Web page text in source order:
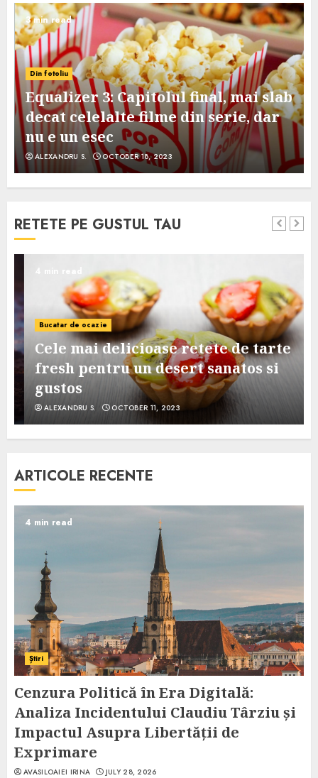
3 min read
Din fotoliu
Equalizer 3: Capitolul final, mai slab
decat celelalte filme din serie, dar
nu e un esec
ALEXANDRU S. OCTOBER 18, 2023
RETETE PE GUSTUL TAU
4 min read
Bucatar de ocazie
Cele mai delicioase retete de tarte
fresh pentru un desert sanatos si
gustos
ALEXANDRU S. OCTOBER 11, 2023
ARTICOLE RECENTE
4 min read
Știri
Cenzura Politică în Era Digitală:
Analiza Incidentului Claudiu Târziu și
Impactul Asupra Libertății de
Exprimare
AVASILOAIEI IRINA JULY 28, 2026